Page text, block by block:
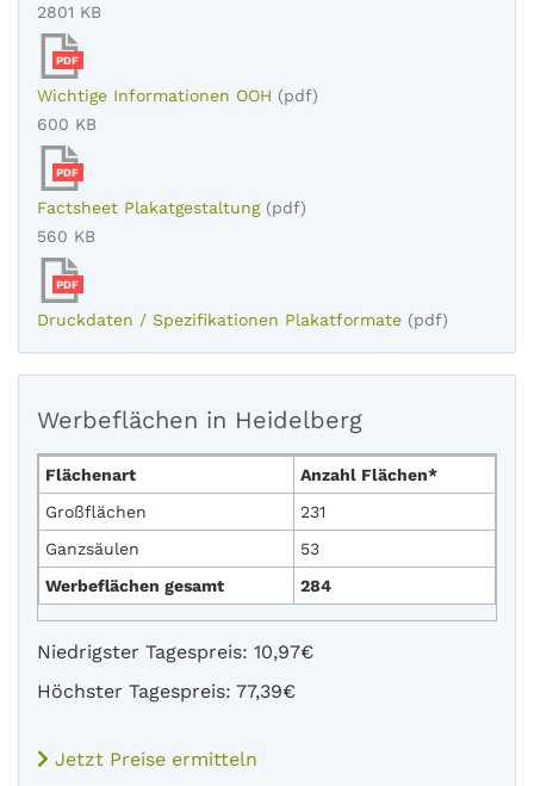
2801 KB
PDF
Wichtige Informationen OOH (pdf)
600 KB
PDF
Factsheet Plakatgestaltung (pdf)
560 KB
PDF
Druckdaten / Spezifikationen Plakatformate (pdf)
Werbeflächen in Heidelberg
Flächenart
Anzahl Flächen*
Großflächen
231
Ganzsäulen
53
Werbeflächen gesamt
284
Niedrigster Tagespreis: 10,97€
Höchster Tagespreis: 77,39€
Jetzt Preise ermitteln